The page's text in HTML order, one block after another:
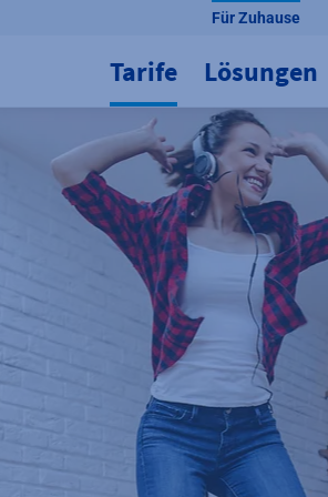
Für Zuhause
Tarife Lösungen